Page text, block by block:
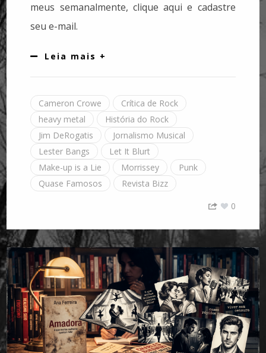
meus semanalmente, clique aqui e cadastre
seu e-mail.
Leia mais +
Cameron Crowe
Crítica de Rock
heavy metal
História do Rock
Jim DeRogatis
Jornalismo Musical
Lester Bangs
Let It Blurt
Make-up is a Lie
Morrissey
Punk
Quase Famosos
Revista Bizz
0